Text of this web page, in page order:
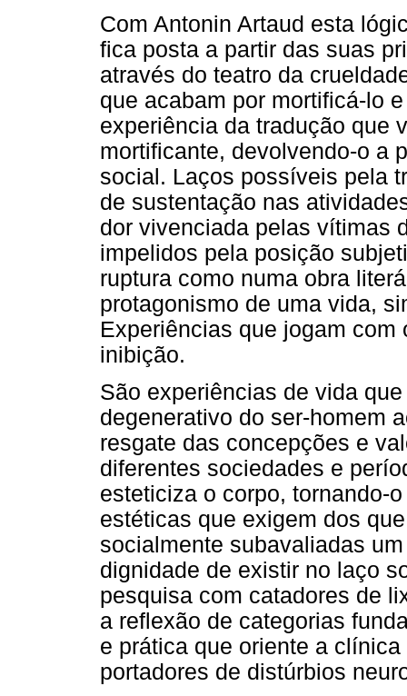
Com Antonin Artaud esta
fica posta a partir das suas
através do teatro da
que acabam por mortificá-lo
experiência da tradução que
mortificante, devolvendo-o a
social. Laços possíveis pela
de sustentação nas
dor vivenciada pelas vítimas
impelidos pela posição
ruptura como numa obra
protagonismo de uma vida,
Experiências que jogam
inibição.
São experiências de vida
degenerativo do ser-homem
resgate das concepções e
diferentes sociedades e
esteticiza o corpo, tornando-
estéticas que exigem dos
socialmente subavaliadas
dignidade de existir no laço
pesquisa com catadores de
a reflexão de categorias
e prática que oriente a
portadores de distúrbios